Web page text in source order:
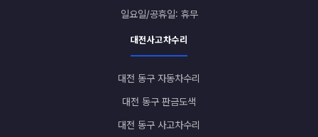
일요일/공휴일: 휴무
대전사고차수리
대전 동구 자동차수리
대전 동구 판금도색
대전 동구 사고차수리